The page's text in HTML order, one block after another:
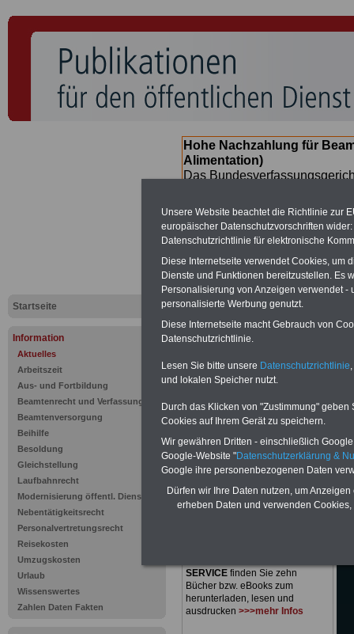
Startseite
Information
Aktuelles
Arbeitszeit
Aus- und Fortbildung
Beamtenrecht und Verfassung
Beamtenversorgung
Beihilfe
Besoldung
Gleichstellung
Laufbahnrecht
Modernisierung öffentl. Dienst
Nebentätigkeitsrecht
Personalvertretungsrecht
Reisekosten
Umzugskosten
Urlaub
Wissenswertes
Zahlen Daten Fakten
Hohe Nachzahlung für
Alimentation)
Das
Neuregelung der Besoldung
(Beamte &
Nachzahlungen
SERVICE gibt hierzu eine
dem Beschluss des
wird (im II. Quartal.2026) >>>
Ausgabe
Akte
PDF-SERVICEnur 15 Euro
Zum Komplettpreis von nur
15,00
Eurobei einer Laufzeit von 12
Monaten bleiben Sie zu den
SERVICE finden Sie zehn
Bücher bzw. eBooks zum
herunterladen, lesen und
ausdrucken >>>mehr Infos
Unsere Website beachtet die Richtlinie zur
europäischer Datenschutzvorschriften
Datenschutzrichtlinie für elektronische
Diese Internetseite verwendet Cookies, um
Dienste und Funktionen bereitzustellen. Es
Personalisierung von Anzeigen verwendet
personalisierte Werbung genutzt.
Diese Internetseite macht Gebrauch von
Datenschutzrichtlinie.
Lesen Sie bitte unsere Datenschutzrichtlinie
und lokalen Speicher nutzt.
Durch das Klicken von "Zustimmung"
Cookies auf Ihrem Gerät zu speichern.
Wir gewähren Dritten - einschließlich
Google-Website "Datenschutzerklärung &
Google ihre personenbezogenen Daten
Dürfen wir Ihre Daten nutzen, um
erheben Daten und verwenden